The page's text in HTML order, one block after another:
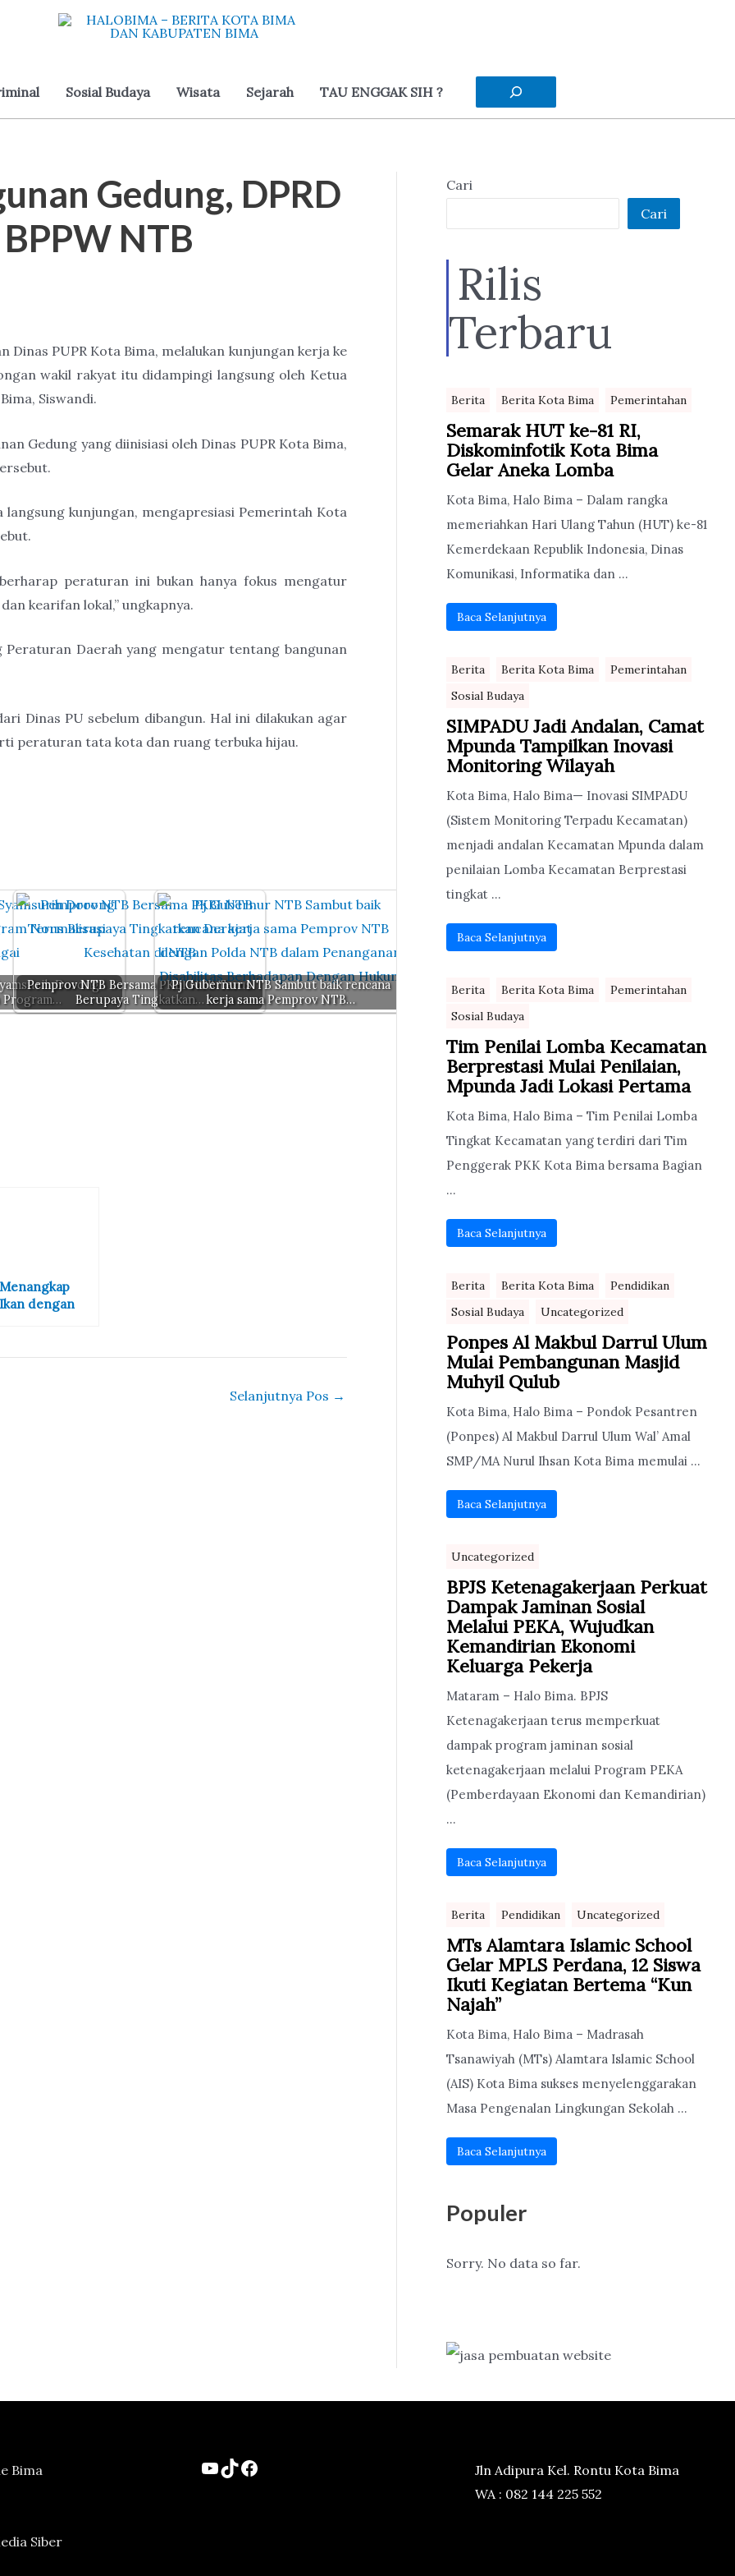
Sosial Budaya Wisata Sejarah TAU ENGGAK SIH ?
Gedung, DPRD
NTB
Dinas PUPR Kota Bima, melalukan kunjungan kerja ke
wakil rakyat itu didampingi langsung oleh Ketua
Siswandi.
Gedung yang diinisiasi oleh Dinas PUPR Kota Bima,
kunjungan, mengapresiasi Pemerintah Kota
peraturan ini bukan hanya fokus mengatur
kearifan lokal,” ungkapnya.
Peraturan Daerah yang mengatur tentang bangunan
Dinas PU sebelum dibangun. Hal ini dilakukan agar
peraturan tata kota dan ruang terbuka hijau.
Dorong
Program…
Pemprov NTB Bersama PKBI NTB Terus
Berupaya Tingkatkan…
Pj Gubernur NTB Sambut baik rencana
kerja sama Pemprov NTB…
Menangkap
Ikan dengan
Pasir Pantai
Selanjutnya Pos →
Cari
Cari
Rilis
Terbaru
Berita Berita Kota Bima Pemerintahan
Semarak HUT ke-81 RI,
Diskominfotik Kota Bima
Gelar Aneka Lomba
Kota Bima, Halo Bima – Dalam rangka
memeriahkan Hari Ulang Tahun (HUT) ke-81
Kemerdekaan Republik Indonesia, Dinas
Komunikasi, Informatika dan ...
Baca Selanjutnya
Berita Berita Kota Bima
Pemerintahan
Sosial Budaya
SIMPADU Jadi Andalan, Camat
Mpunda Tampilkan Inovasi
Monitoring Wilayah
Kota Bima, Halo Bima— Inovasi SIMPADU
(Sistem Monitoring Terpadu Kecamatan)
menjadi andalan Kecamatan Mpunda dalam
penilaian Lomba Kecamatan Berprestasi
tingkat ...
Baca Selanjutnya
Berita Berita Kota Bima
Pemerintahan
Sosial Budaya
Tim Penilai Lomba Kecamatan
Berprestasi Mulai Penilaian,
Mpunda Jadi Lokasi Pertama
Kota Bima, Halo Bima – Tim Penilai Lomba
Tingkat Kecamatan yang terdiri dari Tim
Penggerak PKK Kota Bima bersama Bagian
...
Baca Selanjutnya
Berita Berita Kota Bima
Pendidikan
Sosial Budaya
Uncategorized
Ponpes Al Makbul Darrul Ulum
Mulai Pembangunan Masjid
Muhyil Qulub
Kota Bima, Halo Bima – Pondok Pesantren
(Ponpes) Al Makbul Darrul Ulum Wal’ Amal
SMP/MA Nurul Ihsan Kota Bima memulai ...
Baca Selanjutnya
Uncategorized
BPJS Ketenagakerjaan Perkuat
Dampak Jaminan Sosial
Melalui PEKA, Wujudkan
Kemandirian Ekonomi
Keluarga Pekerja
Mataram – Halo Bima. BPJS
Ketenagakerjaan terus memperkuat
dampak program jaminan sosial
ketenagakerjaan melalui Program PEKA
(Pemberdayaan Ekonomi dan Kemandirian)
...
Baca Selanjutnya
Berita Pendidikan Uncategorized
MTs Alamtara Islamic School
Gelar MPLS Perdana, 12 Siswa
Ikuti Kegiatan Bertema “Kun
Najah”
Kota Bima, Halo Bima – Madrasah
Tsanawiyah (MTs) Alamtara Islamic School
(AIS) Kota Bima sukses menyelenggarakan
Masa Pengenalan Lingkungan Sekolah ...
Baca Selanjutnya
Populer
Sorry. No data so far.
Bima
Siber
YouTube
TikTok
Facebook
Jln Adipura Kel. Rontu Kota Bima
WA : 082 144 225 552